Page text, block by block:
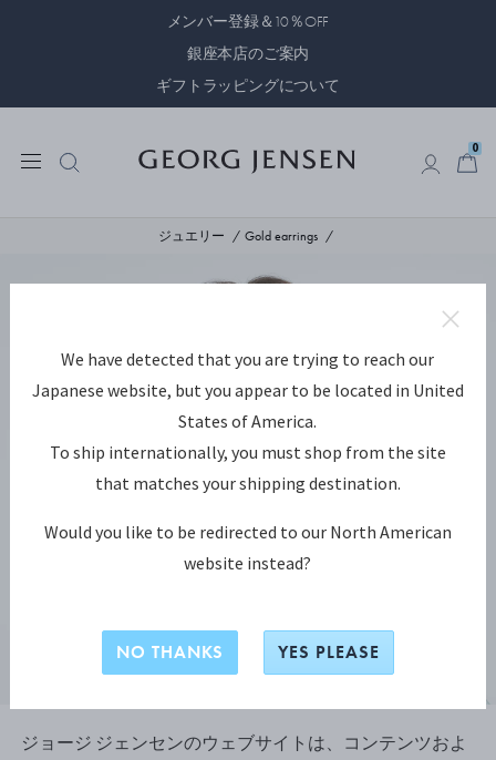
メンバー登録＆10％OFF
銀座本店のご案内
ギフトラッピングについて
0
ジュエリー Gold earrings
ジョージ ジェンセンのウェブサイトは、コンテンツおよ
We have detected that you are trying to reach our
Japanese website, but you appear to be located in United
States of America.
To ship internationally, you must shop from the site
that matches your shipping destination.
Would you like to be redirected to our North American
website instead?
NO THANKS YES PLEASE